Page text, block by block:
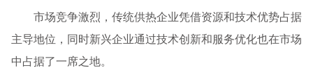
市场竞争激烈，传统供热企业凭借资源和技术优势占据
主导地位，同时新兴企业通过技术创新和服务优化也在市场
中占据了一席之地。